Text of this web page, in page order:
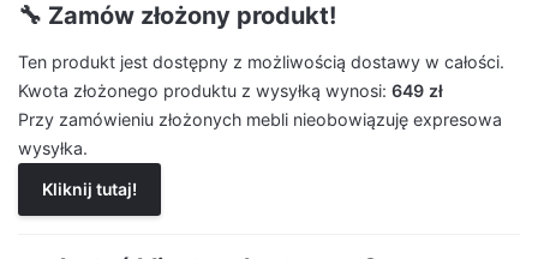
🔧 Zamów złożony produkt!
Ten produkt jest dostępny z możliwością dostawy w całości.
Kwota złożonego produktu z wysyłką wynosi: 649 zł
Przy zamówieniu złożonych mebli nieobowiązuję expresowa
wysyłka.
Kliknij tutaj!